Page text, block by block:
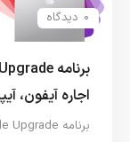
0 دیدگاه
اجاره آیفون،